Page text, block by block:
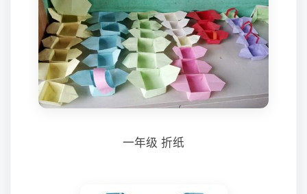
一年级 折纸